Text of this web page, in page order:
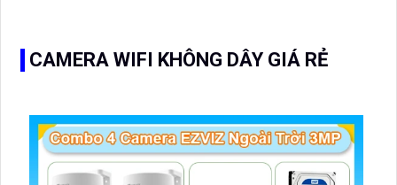
CAMERA WIFI KHÔNG DÂY GIÁ RẺ